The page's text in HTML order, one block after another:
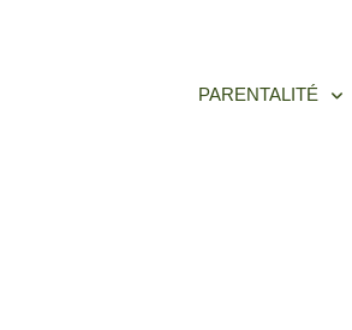
PARENTALITÉ